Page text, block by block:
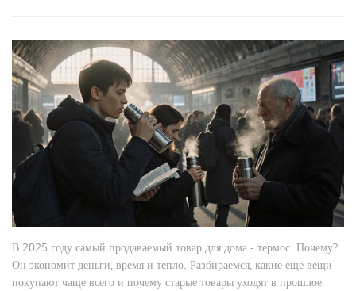
В 2025 году самый продаваемый товар для дома - термос. Почему?
Он экономит деньги, время и тепло. Разбираемся, какие ещё вещи
покупают чаще всего и почему старые товары уходят в прошлое.